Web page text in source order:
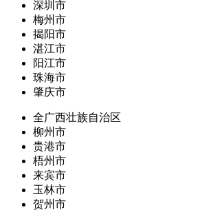
深圳市
梅州市
揭阳市
湛江市
阳江市
珠海市
肇庆市
全广西壮族自治区
柳州市
贵港市
梧州市
来宾市
玉林市
贺州市